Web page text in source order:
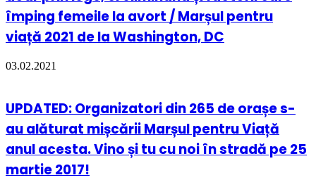
împing femeile la avort / Marșul pentru
viață 2021 de la Washington, DC
03.02.2021
UPDATED: Organizatori din 265 de orașe s-
au alăturat mișcării Marșul pentru Viață
anul acesta. Vino și tu cu noi în stradă pe 25
martie 2017!